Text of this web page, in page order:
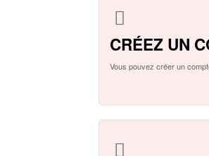
CRÉEZ UN
Vous pouvez créer un